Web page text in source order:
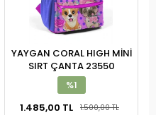
YAYGAN CORAL HIGH MİNİ
SIRT ÇANTA 23550
%1
1.485,00 TL
1.500,00 TL